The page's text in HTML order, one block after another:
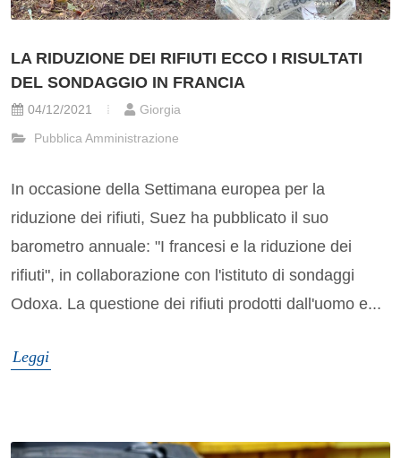
LA RIDUZIONE DEI RIFIUTI ECCO I RISULTATI
DEL SONDAGGIO IN FRANCIA
04/12/2021
Giorgia
Pubblica Amministrazione
In occasione della Settimana europea per la
riduzione dei rifiuti, Suez ha pubblicato il suo
barometro annuale: "I francesi e la riduzione dei
rifiuti", in collaborazione con l'istituto di sondaggi
Odoxa. La questione dei rifiuti prodotti dall'uomo e...
Leggi